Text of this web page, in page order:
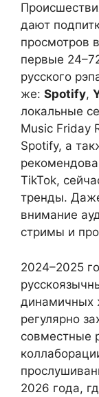
дают
просмотров
первые
русского
же: Spotify,
локальные
Music Friday
Spotify, а
TikTok,
тренды.
внимание
стримы и
2024–2025
динамичных
регулярно
совместные
2026 года,